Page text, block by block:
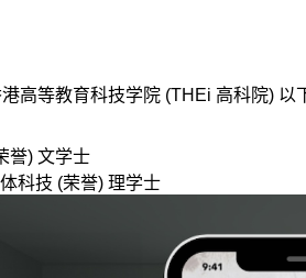
高等教育科技学院 (THEi 高科院) 以
誉) 文学士
科技 (荣誉) 理学士